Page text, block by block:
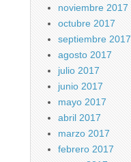
noviembre 2017
octubre 2017
septiembre 2017
agosto 2017
julio 2017
junio 2017
mayo 2017
abril 2017
marzo 2017
febrero 2017